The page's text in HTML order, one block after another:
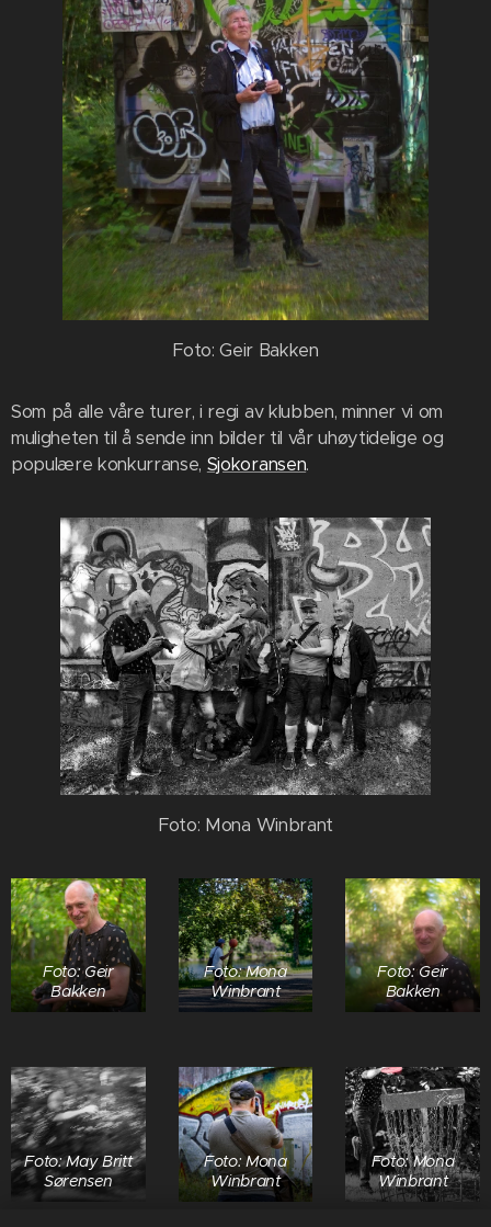
Foto: Geir Bakken
Som på alle våre turer, i regi av klubben, minner vi om
muligheten til å sende inn bilder til vår uhøytidelige og
populære konkurranse, Sjokoransen.
Foto: Mona Winbrant
Foto: Geir
Bakken
Foto: Mona
Winbrant
Foto: Geir
Bakken
Foto: May Britt
Sørensen
Foto: Mona
Winbrant
Foto: Mona
Winbrant